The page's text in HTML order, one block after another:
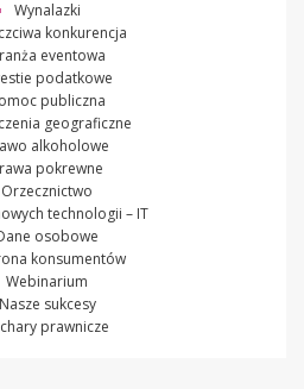
Wynalazki
konkurencja
eventowa
podatkowe
publiczna
geograficzne
alkoholowe
pokrewne
Orzecznictwo
technologii – IT
osobowe
konsumentów
Webinarium
Nasze sukcesy
prawnicze